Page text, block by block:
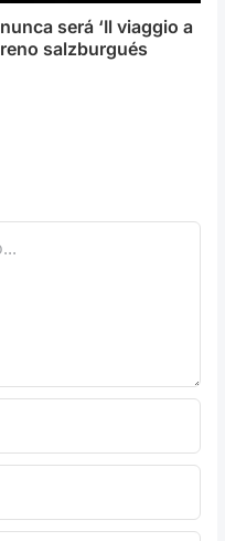
será ‘Il viaggio a
salzburgués